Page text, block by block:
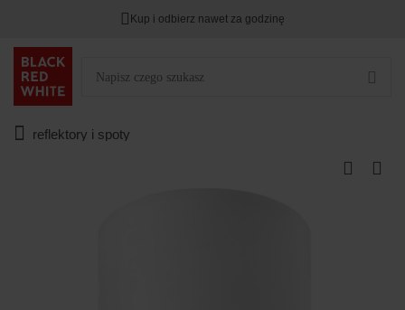
Kup i odbierz nawet za godzinę
reflektory i spoty